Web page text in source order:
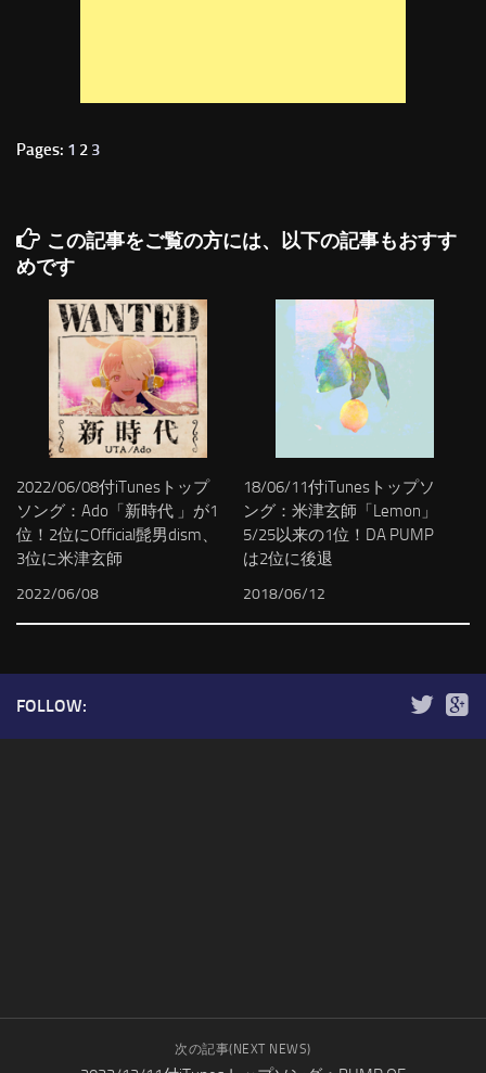
Pages: 1 2 3
この記事をご覧の方には、以下の記事もおすす
めです
2022/06/08付iTunesトップ
ソング：Ado「新時代 」が1
位！2位にOfficial髭男dism、
3位に米津玄師
2022/06/08
18/06/11付iTunesトップソ
ング：米津玄師「Lemon」
5/25以来の1位！DA PUMP
は2位に後退
2018/06/12
FOLLOW:
次の記事(NEXT NEWS)